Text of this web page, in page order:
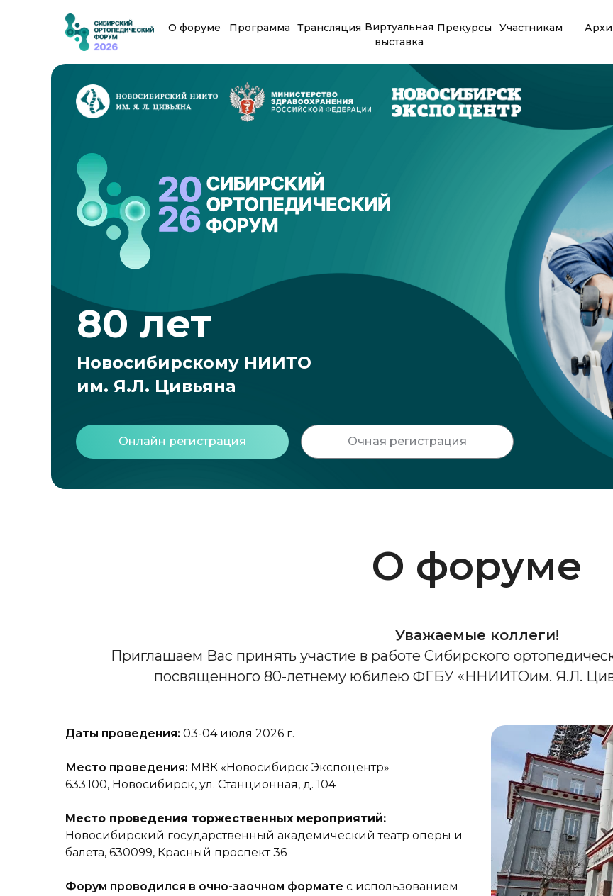
О форуме Программа Трансляция Виртуальная
выставка
Прекурсы Участникам
Очная регистрация
80 лет
Новосибирскому НИИТО
им. Я.Л. Цивьяна
Онлайн регистрация
О форуме
Уважаемые коллеги!
Приглашаем Вас принять участие в работе Сибирского
посвященного 80-летнему юбилею ФГБУ «ННИИТОим. Я.Л.
Даты проведения: 03-04 июля 2026 г.
Место проведения: МВК «Новосибирск Экспоцентр»
633 100, Новосибирск, ул. Станционная, д. 104
Место проведения торжественных мероприятий:
Новосибирский государственный академический театр оперы и
балета, 630099, Красный проспект 36
Форум проводился в очно-заочном формате с использованием